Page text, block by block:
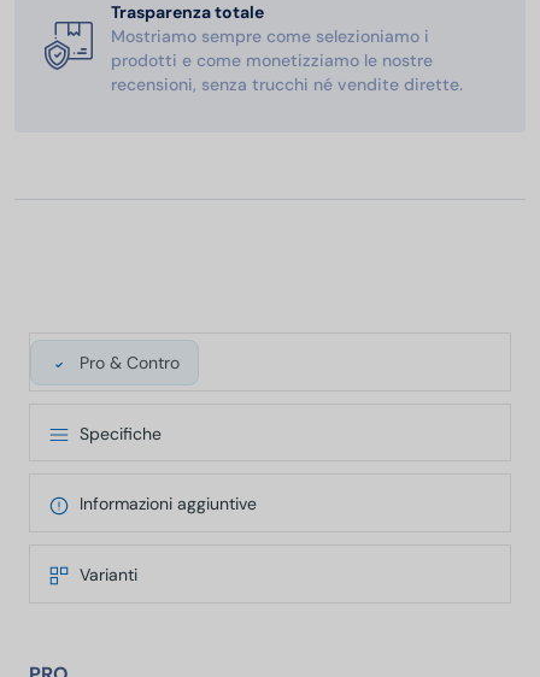
Trasparenza totale
Mostriamo sempre come selezioniamo i
prodotti e come monetizziamo le nostre
recensioni, senza trucchi né vendite dirette.
Pro & Contro
Specifiche
Informazioni aggiuntive
Varianti